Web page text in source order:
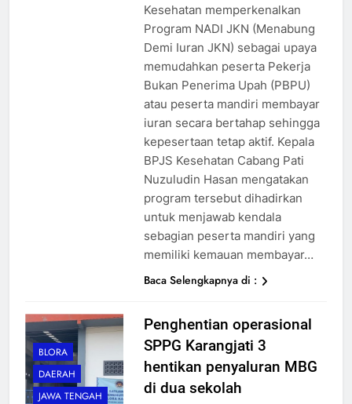
Kesehatan memperkenalkan
Program NADI JKN (Menabung
Demi Iuran JKN) sebagai upaya
memudahkan peserta Pekerja
Bukan Penerima Upah (PBPU)
atau peserta mandiri membayar
iuran secara bertahap sehingga
kepesertaan tetap aktif. Kepala
BPJS Kesehatan Cabang Pati
Nuzuludin Hasan mengatakan
program tersebut dihadirkan
untuk menjawab kendala
sebagian peserta mandiri yang
memiliki kemauan membayar…
Baca Selengkapnya di :
BLORA
DAERAH
JAWA TENGAH
Penghentian operasional
SPPG Karangjati 3
hentikan penyaluran MBG
di dua sekolah